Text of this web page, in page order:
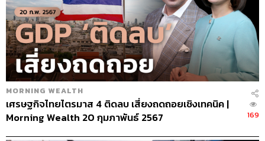
MORNING WEALTH
เศรษฐกิจไทยไตรมาส 4 ติดลบ เสี่ยงถดถอยเชิงเทคนิค |
Morning Wealth 20 กุมภาพันธ์ 2567
169